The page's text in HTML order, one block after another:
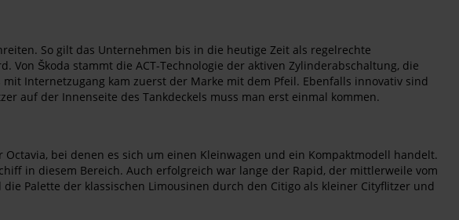
So gilt das Unternehmen bis in die heutige Zeit als regelrechte
Škoda stammt die ACT-Technologie der aktiven Zylinderabschaltung, die
Internetzugang kam zuerst der Marke mit dem Pfeil. Ebenfalls innovativ sind
auf der Innenseite des Tankdeckels muss man erst einmal kommen.
bei denen es sich um einen Kleinwagen und ein Kompaktmodell handelt.
in diesem Bereich. Auch erfolgreich war lange der Rapid, der mittlerweile vom
Palette der klassischen Limousinen durch den Citigo als kleiner Cityflitzer und